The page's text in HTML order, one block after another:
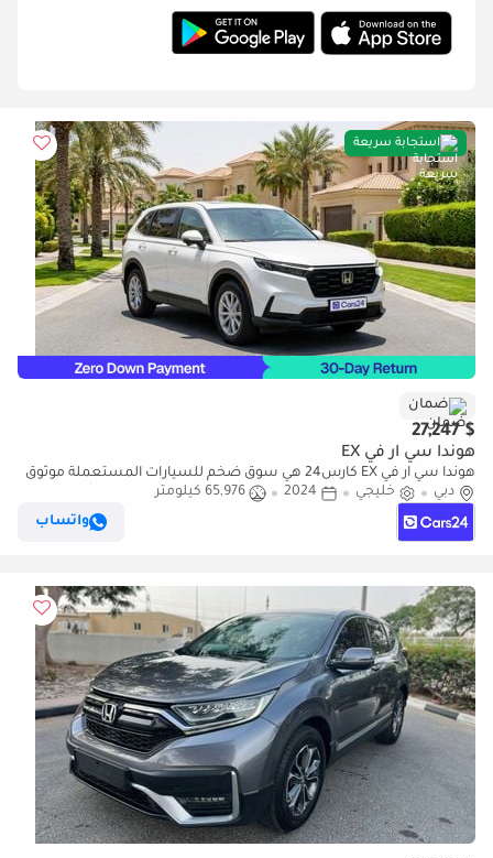
استجابة سريعة
ضمان
$ 27,247
هوندا سي آر في EX
هوندا سي آر في EX كارس24 هي سوق ضخم للسيارات المستعملة موثوق
ومضمون ٪كارس24 هي سوق ضخم للسيارات المستعملة موثوق
دبي خليجي 2024
65,976 كيلومتر
واتساب